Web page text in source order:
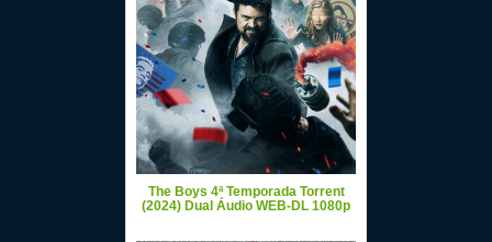
The Boys 4ª Temporada Torrent
(2024) Dual Áudio WEB-DL 1080p